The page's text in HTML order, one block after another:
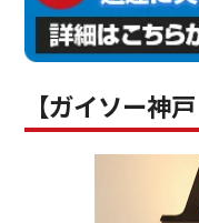
【ガイソー神